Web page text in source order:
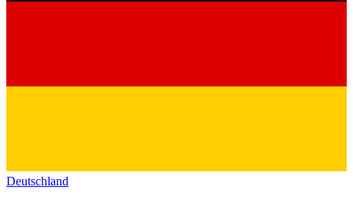
Deutschland